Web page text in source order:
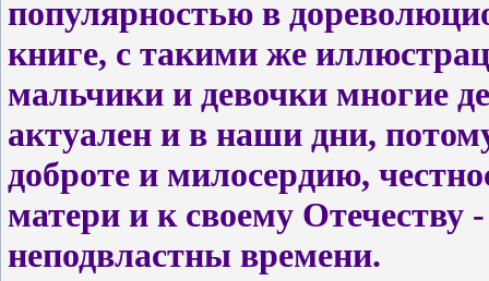
популярностью в
книге, с такими же
мальчики и девочки многие
актуален и в наши дни,
доброте и милосердию,
матери и к своему
неподвластны времени.